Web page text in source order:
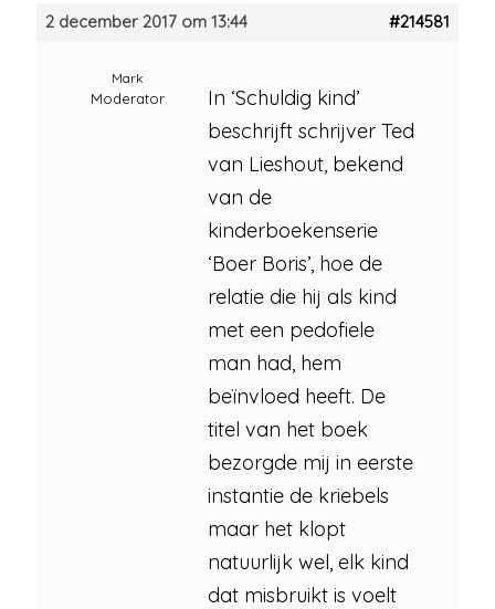
2 december 2017 om 13:44 #214581
Mark
Moderator
In ‘Schuldig kind’
beschrijft schrijver Ted
van Lieshout, bekend
van de
kinderboekenserie
‘Boer Boris’, hoe de
relatie die hij als kind
met een pedofiele
man had, hem
beïnvloed heeft. De
titel van het boek
bezorgde mij in eerste
instantie de kriebels
maar het klopt
natuurlijk wel, elk kind
dat misbruikt is voelt